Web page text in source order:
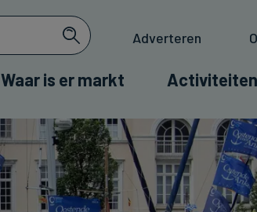
Adverteren
Waar is er markt